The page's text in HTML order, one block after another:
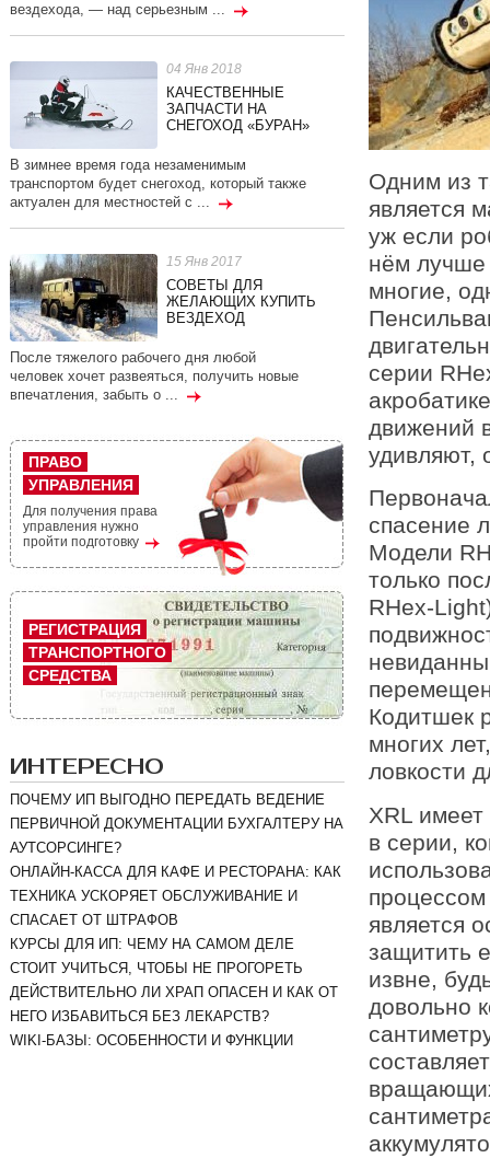
Одним из
является
уж если
нём лучше
многие,
серии
движений
удивляют,
спасение
Модели
только
RHex-
Кодитшек
многих
ловкости
XRL
в серии,
процессом
является
защитить
извне,
довольно
вездехода, — над серьезным ...
04 Янв 2018
КАЧЕСТВЕННЫЕ
ЗАПЧАСТИ НА
СНЕГОХОД «БУРАН»
В зимнее время года незаменимым
транспортом будет снегоход, который также
актуален для местностей с ...
15 Янв 2017
СОВЕТЫ ДЛЯ
ЖЕЛАЮЩИХ КУПИТЬ
ВЕЗДЕХОД
После тяжелого рабочего дня любой
человек хочет развеяться, получить новые
впечатления, забыть о ...
ПРАВО
УПРАВЛЕНИЯ
Для получения права
управления нужно
пройти подготовку
РЕГИСТРАЦИЯ
ТРАНСПОРТНОГО
СРЕДСТВА
ИНТЕРЕСНО
ПОЧЕМУ ИП ВЫГОДНО ПЕРЕДАТЬ ВЕДЕНИЕ
ПЕРВИЧНОЙ ДОКУМЕНТАЦИИ БУХГАЛТЕРУ НА
АУТСОРСИНГЕ?
ОНЛАЙН-КАССА ДЛЯ КАФЕ И РЕСТОРАНА: КАК
ТЕХНИКА УСКОРЯЕТ ОБСЛУЖИВАНИЕ И
СПАСАЕТ ОТ ШТРАФОВ
КУРСЫ ДЛЯ ИП: ЧЕМУ НА САМОМ ДЕЛЕ
СТОИТ УЧИТЬСЯ, ЧТОБЫ НЕ ПРОГОРЕТЬ
ДЕЙСТВИТЕЛЬНО ЛИ ХРАП ОПАСЕН И КАК ОТ
НЕГО ИЗБАВИТЬСЯ БЕЗ ЛЕКАРСТВ?
WIKI-БАЗЫ: ОСОБЕННОСТИ И ФУНКЦИИ